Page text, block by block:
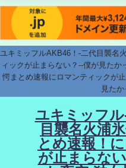
ユキミッフルAKB46！-二代目襲名
ィックが止まらない？--僕が見た
愕まとめ速報にロマンティックが
見た
ユキミッフ
目襲名火浦
とめ速報！
が止まらな